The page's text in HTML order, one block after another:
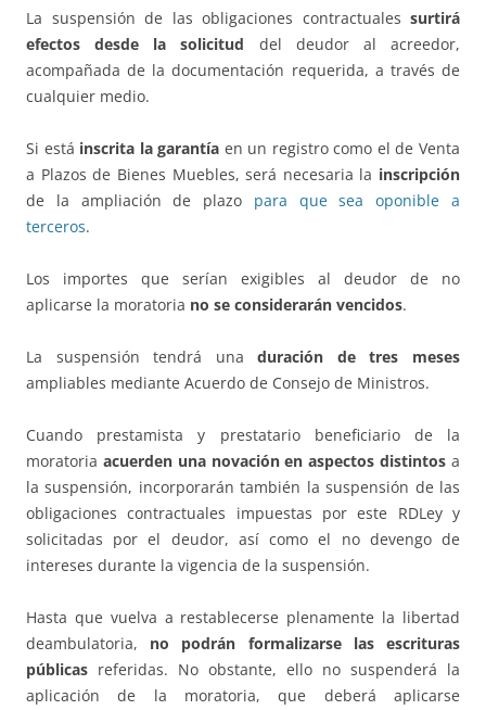
La suspensión de las obligaciones contractuales surtirá
efectos desde la solicitud del deudor al acreedor,
acompañada de la documentación requerida, a través de
cualquier medio.
Si está inscrita la garantía en un registro como el de Venta
a Plazos de Bienes Muebles, será necesaria la inscripción
de la ampliación de plazo para que sea oponible a
terceros.
Los importes que serían exigibles al deudor de no
aplicarse la moratoria no se considerarán vencidos.
La suspensión tendrá unaduración de tres meses
ampliables mediante Acuerdo de Consejo de Ministros.
Cuando prestamista y prestatario beneficiario de la
moratoria acuerden una novación en aspectos distintos a
la suspensión, incorporarán también la suspensión de las
obligaciones contractuales impuestas por este RDLey y
solicitadas por el deudor, así como el no devengo de
intereses durante la vigencia de la suspensión.
Hasta que vuelva a restablecerse plenamente la libertad
deambulatoria, no podrán formalizarse las escrituras
públicas referidas. No obstante, ello no suspenderá la
aplicación de la moratoria, que deberá aplicarse